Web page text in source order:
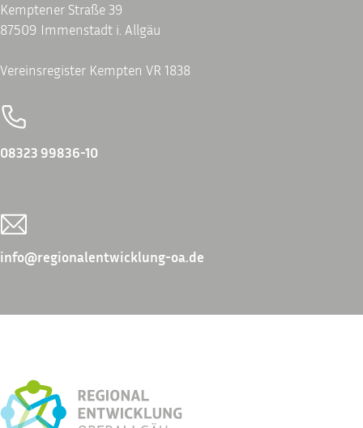
Kemptener Straße 39
87509 Immenstadt i. Allgäu
Vereinsregister Kempten VR 1838
08323 99836-10
info@regionalentwicklung-oa.de